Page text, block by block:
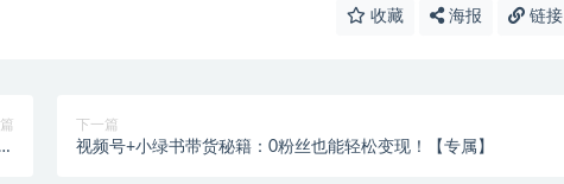
收藏 海报 链接
下一篇
视频号+小绿书带货秘籍：0粉丝也能轻松变现！【专属】